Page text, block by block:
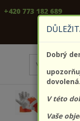
+420 773 182 689
Dobrý
dovolená.
V této
Vaše